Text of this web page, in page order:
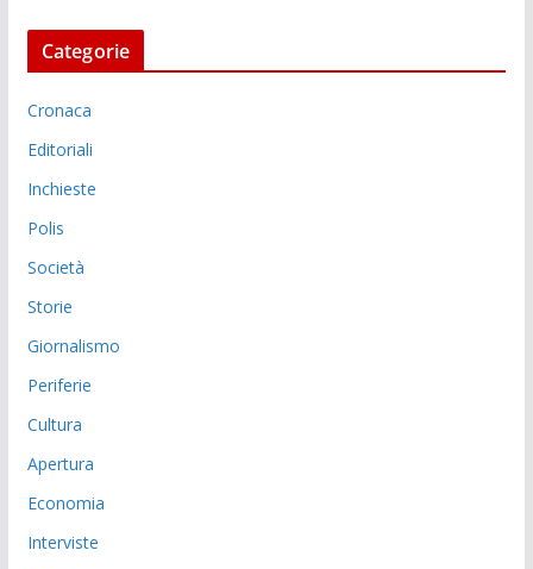
Categorie
Cronaca
Editoriali
Inchieste
Polis
Società
Storie
Giornalismo
Periferie
Cultura
Apertura
Economia
Interviste